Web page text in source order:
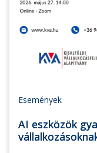
Események
AI eszközök